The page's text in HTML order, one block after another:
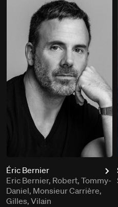
Éric Bernier
Eric Bernier, Robert, Tommy-
Daniel, Monsieur Carrière,
Gilles, Vilain